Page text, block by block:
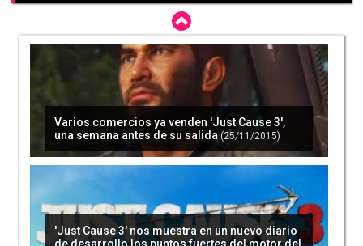
Varios comercios ya venden 'Just Cause 3',
una semana antes de su salida (25/11/2015)
'Just Cause 3' nos muestra en un nuevo diario